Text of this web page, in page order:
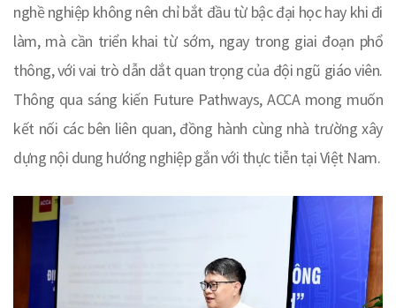
nghề nghiệp không nên chỉ bắt đầu từ bậc đại học hay khi đi
làm, mà cần triển khai từ sớm, ngay trong giai đoạn phổ
thông, với vai trò dẫn dắt quan trọng của đội ngũ giáo viên.
Thông qua sáng kiến Future Pathways, ACCA mong muốn
kết nối các bên liên quan, đồng hành cùng nhà trường xây
dựng nội dung hướng nghiệp gắn với thực tiễn tại Việt Nam.